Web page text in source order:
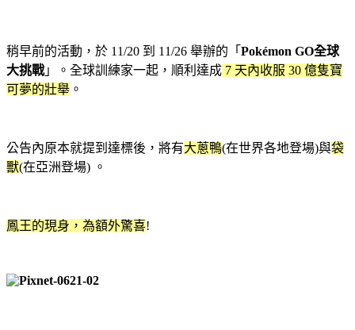
稍早前的活動，於 11/20 到 11/26 舉辦的「 Pokémon GO全球
大挑戰」。全球訓練家一起，順利達成 7 天內收服 30 億隻寶
可夢的壯舉 。
公告內原本就提到達標後，將有大蔥鴨(在世界各地登場)與袋
獸(在亞洲登場) 。
鳳王的現身，為額外驚喜!